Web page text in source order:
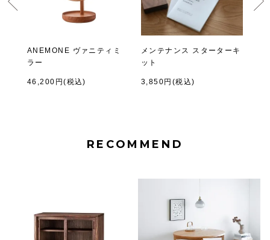
ANEMONE ヴァニティミ
ラー
46,200円(税込)
メンテナンス スターターキ
ット
3,850円(税込)
RECOMMEND